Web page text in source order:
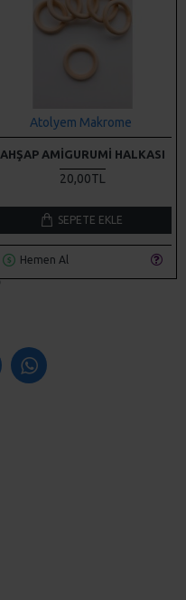
Atolyem Makrome
AHŞAP AMIGURUMI HALKASI
20,00TL
SEPETE EKLE
Hemen Al